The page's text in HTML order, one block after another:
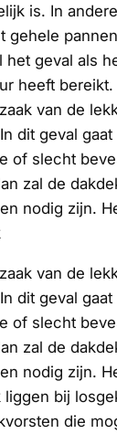
is. In
gehele
het geval als
heeft bereikt.
van de
dit geval
of slecht
zal de
nodig zijn.
van de
dit geval
of slecht
zal de
nodig zijn.
liggen bij
die